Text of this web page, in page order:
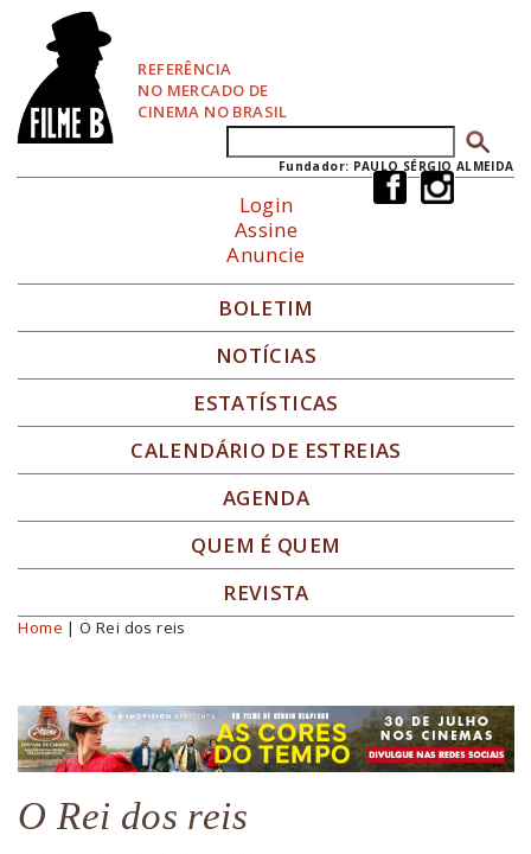
REFERÊNCIA
NO MERCADO DE
CINEMA NO BRASIL
Formulário de busca
Fundador: PAULO SÉRGIO ALMEIDA
Login
Assine
Anuncie
BOLETIM
NOTÍCIAS
ESTATÍSTICAS
CALENDÁRIO DE ESTREIAS
AGENDA
QUEM É QUEM
REVISTA
Você está aqui
Home | O Rei dos reis
O Rei dos reis